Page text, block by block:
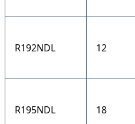
R192NDL 12
R195NDL 18